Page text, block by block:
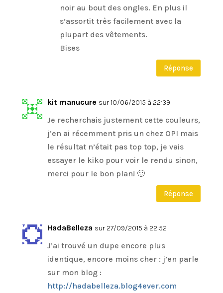
noir au bout des ongles. En plus il
s’assortit très facilement avec la
plupart des vêtements.
Bises
Réponse
kit manucure sur 10/06/2015 à 22:39
Je recherchais justement cette couleurs,
j’en ai récemment pris un chez OPI mais
le résultat n’était pas top top, je vais
essayer le kiko pour voir le rendu sinon,
merci pour le bon plan! 🙂
Réponse
HadaBelleza sur 27/09/2015 à 22:52
J’ai trouvé un dupe encore plus
identique, encore moins cher : j’en parle
sur mon blog :
http://hadabelleza.blog4ever.com